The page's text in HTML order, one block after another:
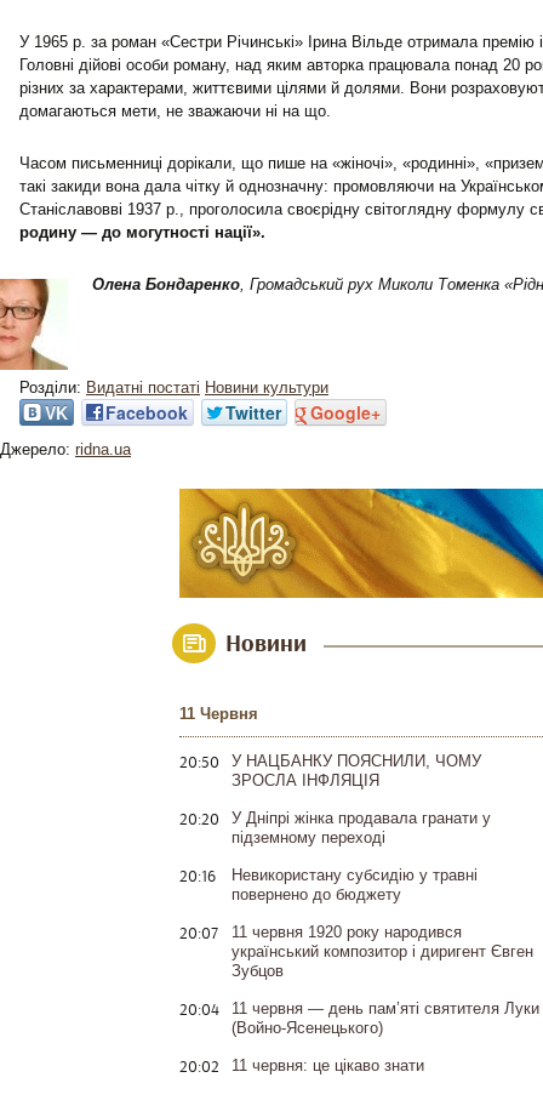
У 1965 р. за роман «Сестри Річинські» Ірина Вільде отримала
Головні дійові особи роману, над яким авторка працювала понад 20
різних за характерами, життєвими цілями й долями. Вони
домагаються мети, не зважаючи ні на що.
Часом письменниці дорікали, що пише на «жіночі», «родинні»,
такі закиди вона дала чітку й однозначну: промовляючи на
Станіславовві 1937 р., проголосила своєрідну світоглядну формулу
родину — до могутності нації».
Олена Бондаренко, Громадський рух Миколи Томенка
Розділи: Видатні постаті Новини культури
VK Facebook Twitter Google+
Джерело: ridna.ua
Новини
11 Червня
20:50
У НАЦБАНКУ ПОЯСНИЛИ, ЧОМУ
ЗРОСЛА ІНФЛЯЦІЯ
20:20
У Дніпрі жінка продавала гранати у
підземному переході
20:16
Невикористану субсидію у травні
повернено до бюджету
20:07
11 червня 1920 року народився
український композитор і диригент Євген
Зубцов
20:04
11 червня — день пам’яті святителя Луки
(Войно-Ясенецького)
20:02 11 червня: це цікаво знати